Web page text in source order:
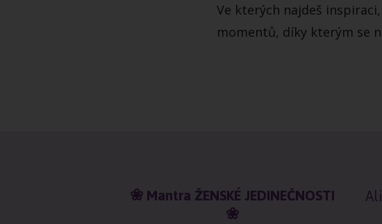
Ve kterých najdeš
momentů, díky kterým se
❀ Mantra ŽENSKÉ JEDINEČNOSTI
❀